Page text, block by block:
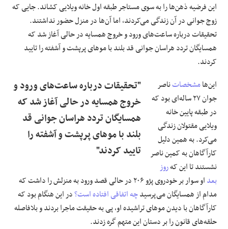
این فرضیه ذهن‌ها را به سوی مستاجر طبقه اول خانه ویلایی کشاند. جایی که
زوج جوانی در آن زندگی می‌کردند، اما آن‌ها در منزل حضور نداشتند.
تحقیقات درباره ساعت‌های ورود و خروج همسایه در حالی آغاز شد که
همسایگان تردد هراسان جوانی قد بلند با موهای پرپشت و آشفته را تایید
کردند.
"تحقیقات درباره ساعت‌های ورود و
خروج همسایه در حالی آغاز شد که
همسایگان تردد هراسان جوانی قد
بلند با موهای پرپشت و آشفته را
تایید کردند"
این‌هامشخصاتناصر
جوان ۲۷ ساله‌ای بود که
در طبقه پایین خانه
ویلایی مقتولان زندگی
می‌کرد. به همین دلیل
کارآگاهان به کمین ناصر
نشستند تا این کهروز
بعد
او سوار بر خودروی پژو ۲۰۶ در حالی قصد ورود به منزلش را داشت که
مدام از همسایگان می‌پرسیدچه اتفاقی افتاده است؟در این هنگام بود که
کارآگاهان با دیدن موهای تراشیده او، پی به حقیقت ماجرا بردند و بلافاصله
حلقه‌های قانون را بر دستان این متهم گره زدند.